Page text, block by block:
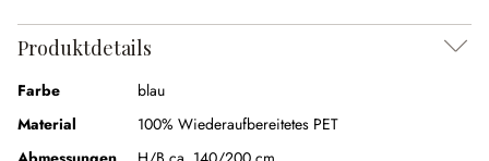
Produktdetails
Farbe
blau
Material
100% Wiederaufbereitetes PET